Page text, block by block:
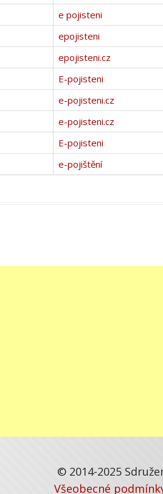
e pojisteni
epojisteni
epojisteni.cz
E-pojisteni
e-pojisteni.cz
e-pojisteni.cz
E-pojisteni
e-pojištění
© 2014-2025
Všeobecné